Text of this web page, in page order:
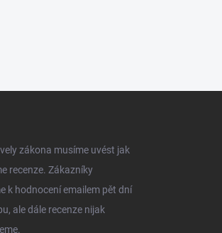
zákona musíme uvést jak
recenze. Zákazníky
k hodnocení emailem pět dní
ale dále recenze nijak